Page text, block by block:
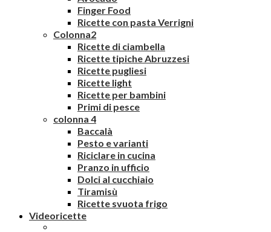
Finger Food
Ricette con pasta Verrigni
Colonna2
Ricette di ciambella
Ricette tipiche Abruzzesi
Ricette pugliesi
Ricette light
Ricette per bambini
Primi di pesce
colonna 4
Baccalà
Pesto e varianti
Riciclare in cucina
Pranzo in ufficio
Dolci al cucchiaio
Tiramisù
Ricette svuota frigo
Videoricette